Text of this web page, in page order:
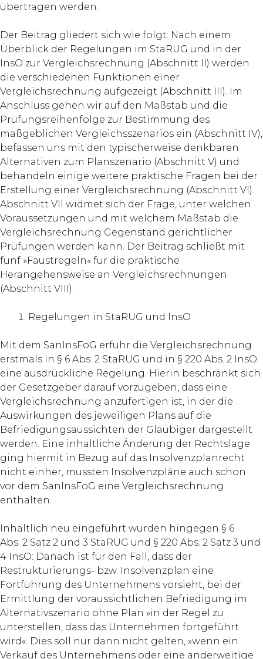
übertragen werden.
Der Beitrag gliedert sich wie folgt: Nach einem
Überblick der Regelungen im StaRUG und in der
InsO zur Vergleichsrechnung (Abschnitt II) werden
die verschiedenen Funktionen einer
Vergleichsrechnung aufgezeigt (Abschnitt III). Im
Anschluss gehen wir auf den Maß­stab und die
Prüfungsreihenfolge zur Bestimmung des
maßgeblichen Vergleichsszenarios ein (Abschnitt IV),
befassen uns mit den typischerweise denkbaren
Alternativen zum Planszenario (Abschnitt V) und
behandeln einige weitere praktische Fragen bei der
Erstellung einer Vergleichsrechnung (Abschnitt VI).
Abschnitt VII widmet sich der Frage, unter welchen
Voraussetzungen und mit welchem Maßstab die
Vergleichsrechnung Gegenstand gerichtlicher
Prüfungen werden kann. Der Beitrag schließt mit
fünf »Faustregeln« für die praktische
Herangehensweise an Vergleichsrechnungen
(Abschnitt VIII).
Regelungen in StaRUG und InsO
Mit dem SanInsFoG erfuhr die Vergleichsrechnung
erstmals in § 6 Abs. 2 StaRUG und in § 220 Abs. 2 InsO
eine ausdrückliche Regelung. Hierin beschränkt sich
der Gesetzgeber darauf vorzugeben, dass eine
Vergleichsrechnung anzufertigen ist, in der die
Auswirkungen des jeweiligen Plans auf die
Befriedigungsaussichten der Gläubiger dargestellt
werden. Eine inhaltliche Änderung der Rechtslage
ging hiermit in Bezug auf das Insolvenzplanrecht
nicht einher, mussten Insolvenzpläne auch schon
vor dem SanInsFoG eine Vergleichsrechnung
enthalten.
Inhaltlich neu eingeführt wurden hingegen § 6
Abs. 2 Satz 2 und 3 StaRUG und § 220 Abs. 2 Satz 3 und
4 InsO: Danach ist für den Fall, dass der
Restrukturierungs- bzw. Insolvenzplan eine
Fortführung des Unternehmens vorsieht, bei der
Ermittlung der voraussichtlichen Befriedigung im
Alternativszenario ohne Plan »in der Regel zu
unterstellen, dass das Unternehmen fortgeführt
wird«. Dies soll nur dann nicht gelten, »wenn ein
Verkauf des Unternehmens oder eine anderweitige